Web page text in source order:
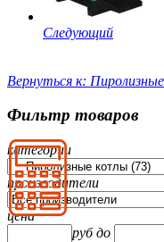
Следующий
Вернуться к:
Фильтр товаров
категории
производители
цена
рубдо